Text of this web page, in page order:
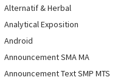
Alternatif & Herbal
Analytical Exposition
Android
Announcement SMA MA
Announcement Text SMP MTS